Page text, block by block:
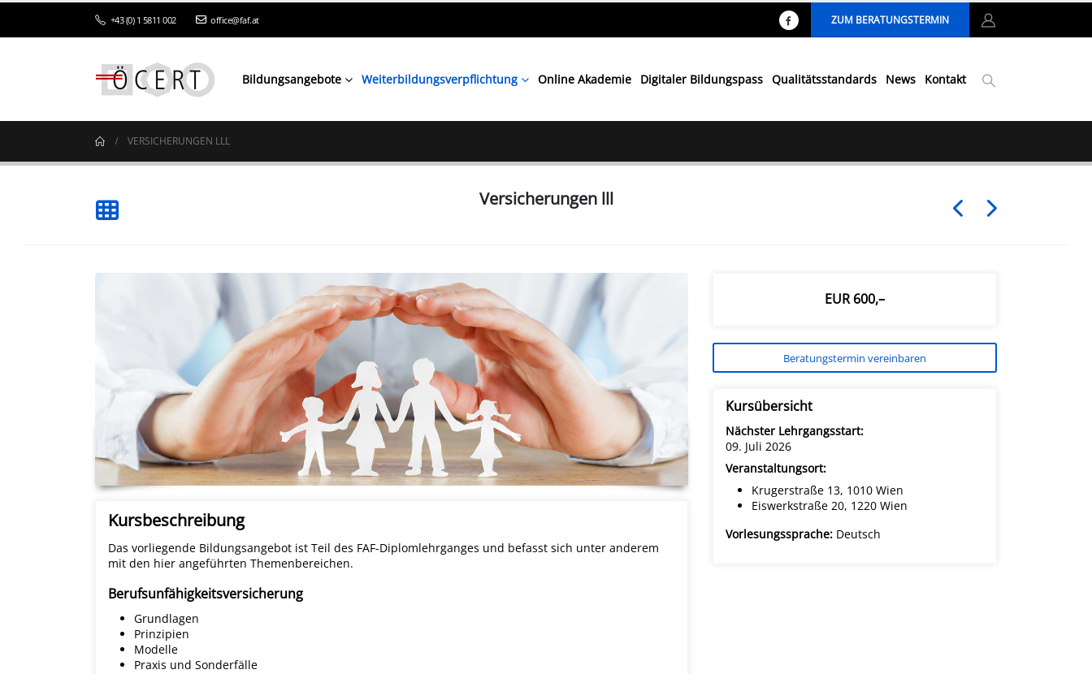
+43 (0) 1 5811 002 office@faf.at ZUM BERATUNGSTERMIN
Bildungsangebote Weiterbildungsverpflichtung Online Akademie Digitaler Bildungspass Qualitätsstandards News Kontakt
VERSICHERUNGEN LLL
Versicherungen lll
Kursbeschreibung
Das vorliegende Bildungsangebot ist Teil des FAF-Diplomlehrganges und befasst sich unter anderem
mit den hier angeführten Themenbereichen.
Berufsunfähigkeitsversicherung
Grundlagen
Prinzipien
Modelle
Praxis und Sonderfälle
EUR 600,–
Beratungstermin vereinbaren
Kursübersicht
Nächster Lehrgangsstart:
09. Juli 2026
Veranstaltungsort:
Krugerstraße 13, 1010 Wien
Eiswerkstraße 20, 1220 Wien
Vorlesungssprache: Deutsch